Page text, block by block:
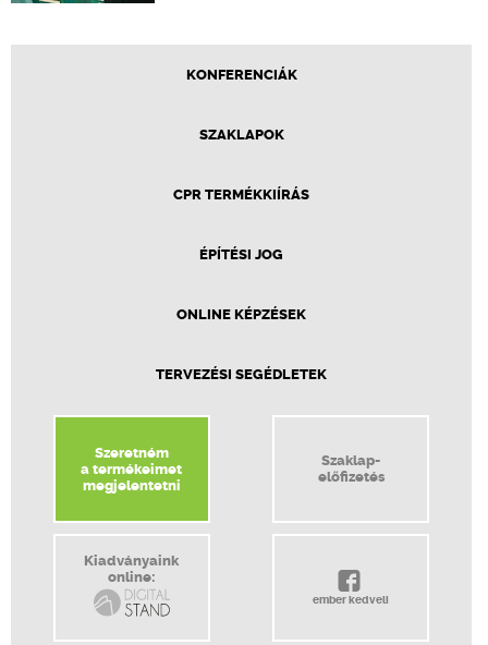
KONFERENCIÁK
SZAKLAPOK
CPR TERMÉKKIÍRÁS
ÉPÍTÉSI JOG
ONLINE KÉPZÉSEK
TERVEZÉSI SEGÉDLETEK
Szeretném
a termékeimet
megjelentetni
Szaklap-
előfizetés
Kiadványaink
online:
ember kedveli